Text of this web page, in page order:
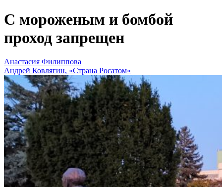
С мороженым и бомбой
проход запрещен
Анастасия Филиппова
Андрей Ковлягин, «Страна Росатом»